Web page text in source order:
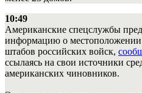
10:49
Американские спецслужбы
информацию о
штабов российских войск,
ссылаясь на свои источники
американских чиновников.